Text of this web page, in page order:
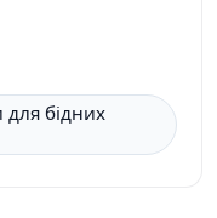
для бідних